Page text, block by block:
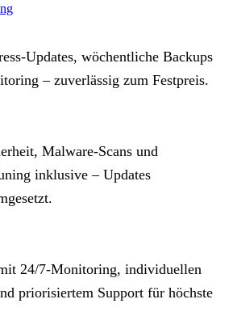
wöchentliche Backups
– zuverlässig zum Festpreis.
Malware‑Scans und
inklusive – Updates
24/7‑Monitoring, individuellen
priorisiertem Support für höchste